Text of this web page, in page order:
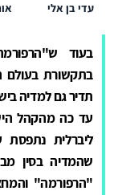
עדי בן אלי
בעוד
בתקשורת בעולם
תדיר גם למדיה
עד כה מהקהל
ליברלית נתפסת
שהמדיה בסין
"הרפורמה"